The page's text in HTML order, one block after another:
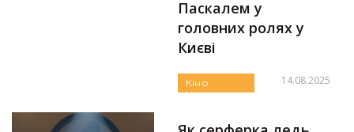
Кіно
Новини
Паскалем у
головних ролях у
Києві
14.08.2025